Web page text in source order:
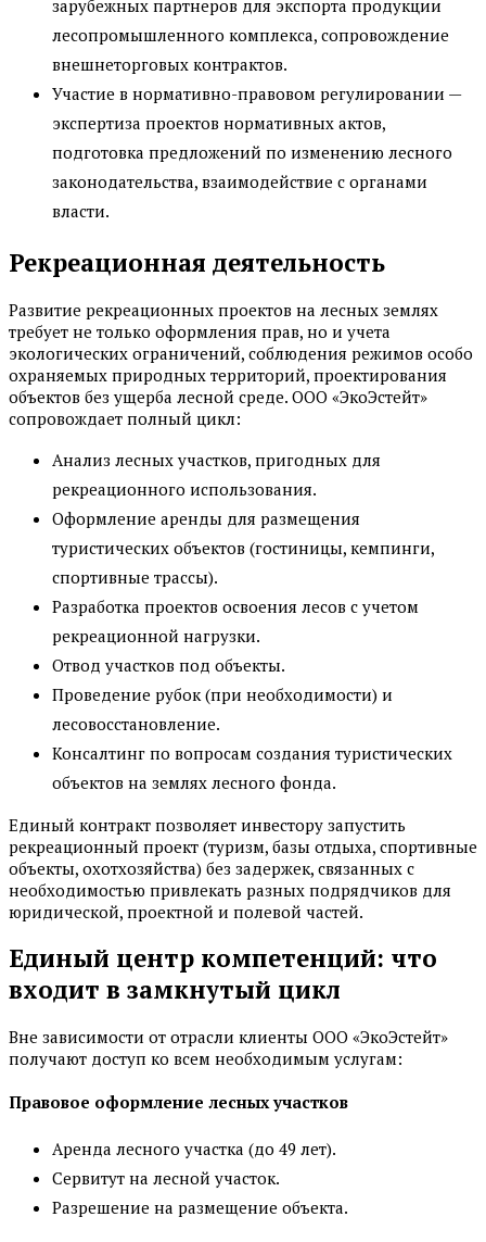
зарубежных партнеров для экспорта продукции
лесопромышленного комплекса, сопровождение
внешнеторговых контрактов.
Участие в нормативно-правовом регулировании —
экспертиза проектов нормативных актов,
подготовка предложений по изменению лесного
законодательства, взаимодействие с органами
власти.
Рекреационная деятельность
Развитие рекреационных проектов на лесных землях
требует не только оформления прав, но и учета
экологических ограничений, соблюдения режимов особо
охраняемых природных территорий, проектирования
объектов без ущерба лесной среде. ООО «ЭкоЭстейт»
сопровождает полный цикл:
Анализ лесных участков, пригодных для
рекреационного использования.
Оформление аренды для размещения
туристических объектов (гостиницы, кемпинги,
спортивные трассы).
Разработка проектов освоения лесов с учетом
рекреационной нагрузки.
Отвод участков под объекты.
Проведение рубок (при необходимости) и
лесовосстановление.
Консалтинг по вопросам создания туристических
объектов на землях лесного фонда.
Единый контракт позволяет инвестору запустить
рекреационный проект (туризм, базы отдыха, спортивные
объекты, охотхозяйства) без задержек, связанных с
необходимостью привлекать разных подрядчиков для
юридической, проектной и полевой частей.
Единый центр компетенций: что
входит в замкнутый цикл
Вне зависимости от отрасли клиенты ООО «ЭкоЭстейт»
получают доступ ко всем необходимым услугам:
Правовое оформление лесных участков
Аренда лесного участка (до 49 лет).
Сервитут на лесной участок.
Разрешение на размещение объекта.